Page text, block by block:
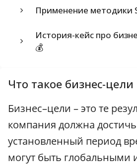
Применение методики
История-кейс про
💰
Что такое бизнес-цели
Бизнес–цели – это те
компания должна
установленный период
могут быть глобальными